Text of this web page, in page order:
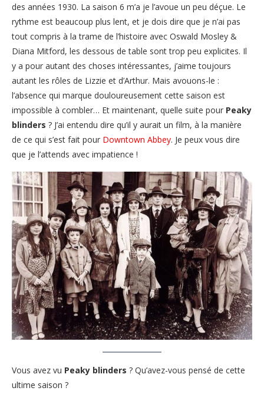
des années 1930. La saison 6 m’a je l’avoue un peu déçue. Le
rythme est beaucoup plus lent, et je dois dire que je n’ai pas
tout compris à la trame de l’histoire avec Oswald Mosley &
Diana Mitford, les dessous de table sont trop peu explicites. Il
y a pour autant des choses intéressantes, j’aime toujours
autant les rôles de Lizzie et d’Arthur. Mais avouons-le :
l’absence qui marque douloureusement cette saison est
impossible à combler… Et maintenant, quelle suite pour Peaky
blinders ? J’ai entendu dire qu’il y aurait un film, à la manière
de ce qui s’est fait pour Downtown Abbey. Je peux vous dire
que je l’attends avec impatience !
Vous avez vu Peaky blinders ? Qu’avez-vous pensé de cette
ultime saison ?